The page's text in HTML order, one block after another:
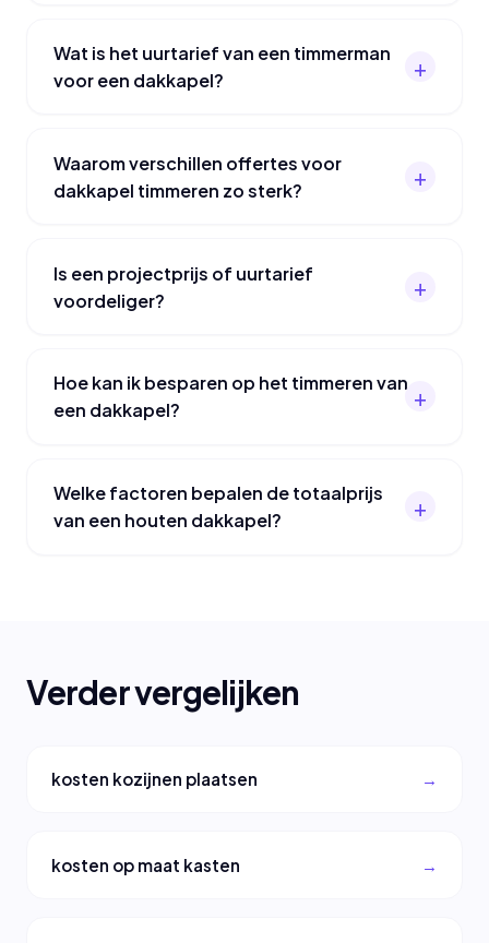
Wat is het uurtarief van een timmerman
voor een dakkapel?
Waarom verschillen offertes voor
dakkapel timmeren zo sterk?
Is een projectprijs of uurtarief
voordeliger?
Hoe kan ik besparen op het timmeren van
een dakkapel?
Welke factoren bepalen de totaalprijs
van een houten dakkapel?
Verder vergelijken
kosten kozijnen plaatsen
kosten op maat kasten